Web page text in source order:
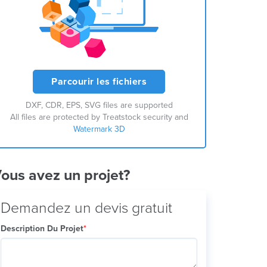
Parcourir les fichiers
DXF, CDR, EPS, SVG files are supported
All files are protected by Treatstock security and
Watermark 3D
avez un projet?
Demandez un devis gratuit
Description Du Projet*